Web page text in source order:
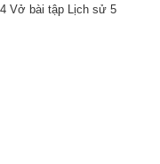
Vở bài tập Lịch sử 5